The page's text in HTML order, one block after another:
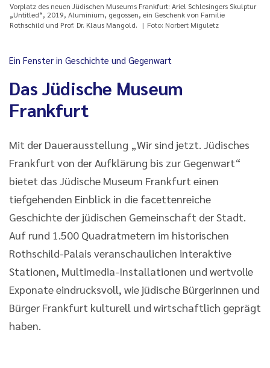
Vorplatz des neuen Jüdischen Museums Frankfurt: Ariel Schlesingers Skulptur
„Untitled“, 2019, Aluminium, gegossen, ein Geschenk von Familie
Rothschild und Prof. Dr. Klaus Mangold.
Foto: Norbert Miguletz
Ein Fenster in Geschichte und Gegenwart
Das Jüdische Museum
Frankfurt
Mit der Dauerausstellung „Wir sind jetzt. Jüdisches
Frankfurt von der Aufklärung bis zur Gegenwart“
bietet das Jüdische Museum Frankfurt einen
tiefgehenden Einblick in die facettenreiche
Geschichte der jüdischen Gemeinschaft der Stadt.
Auf rund 1.500 Quadratmetern im historischen
Rothschild-Palais veranschaulichen interaktive
Stationen, Multimedia-Installationen und wertvolle
Exponate eindrucksvoll, wie jüdische Bürgerinnen und
Bürger Frankfurt kulturell und wirtschaftlich geprägt
haben.